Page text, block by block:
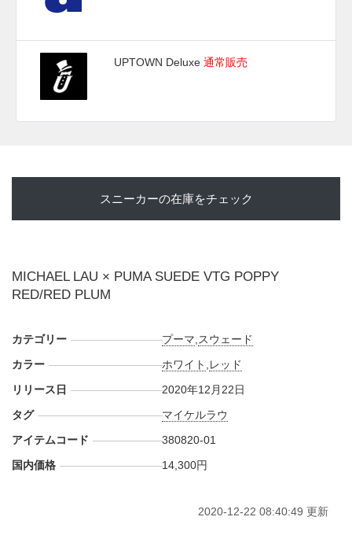
UPTOWN Deluxe 通常販売
スニーカーの在庫をチェック
MICHAEL LAU × PUMA SUEDE VTG POPPY
RED/RED PLUM
カテゴリー プーマ スウェード
カラー
ホワイト レッド
リリース日
2020年12月22日
タグ
マイケルラウ
アイテムコード
380820-01
国内価格
14,300円
2020-12-22 08:40:49 更新